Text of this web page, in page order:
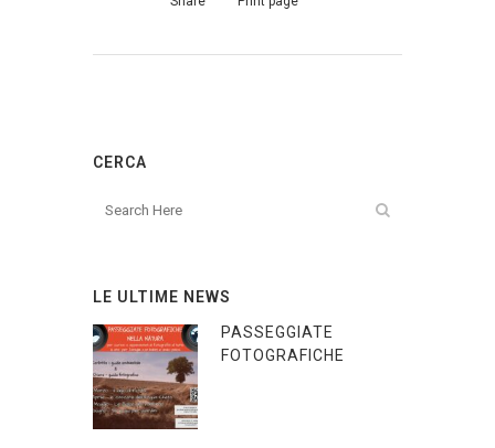
CERCA
LE ULTIME NEWS
PASSEGGIATE
FOTOGRAFICHE